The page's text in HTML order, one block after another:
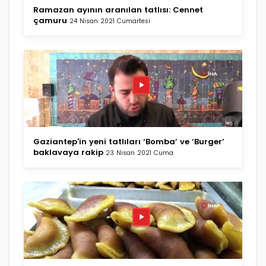
Ramazan ayının aranılan tatlısı: Cennet
çamuru 24 Nisan 2021 Cumartesi
Gaziantep'in yeni tatlıları ‘Bomba’ ve ‘Burger’
baklavaya rakip 23 Nisan 2021 Cuma